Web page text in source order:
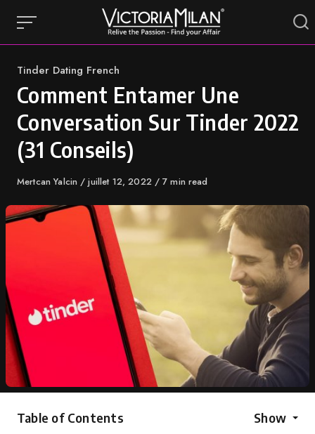
content
Category
Tinder Dating French
Comment Entamer Une
Conversation Sur Tinder 2022
(31 Conseils)
Author
Mertcan Yalcin
Published
juillet 12, 2022 7 min read
Table of Contents Show